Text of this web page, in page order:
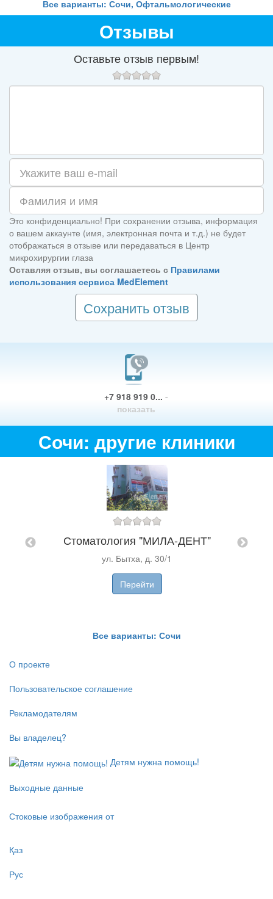
Все варианты: Сочи, Офтальмологические
Отзывы
Оставьте отзыв первым!
Это конфиденциально! При сохранении отзыва, информация
о вашем аккаунте (имя, электронная почта и т.д.) не будет
отображаться в отзыве или передаваться в Центр
микрохирургии глаза
Оставляя отзыв, вы соглашаетесь с Правилами
использования сервиса MedElement
Сохранить отзыв
+7 918 919 0...-
показать
Сочи: другие клиники
Стоматология "МИЛА-ДЕНТ"
ул. Бытха, д. 30/1
Перейти
Все варианты: Сочи
О проекте
Пользовательское соглашение
Рекламодателям
Вы владелец?
Детям нужна помощь!
Выходные данные
Стоковые изображения от
Қаз
Рус